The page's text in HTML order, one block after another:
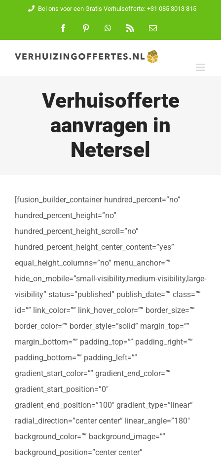
inhoud
Bel ons voor een Gratis Verhuisofferte: +31 085 3013 815
FacebookPinterest WhatsApp
E-
Verhuisofferte
aanvragen in
Netersel
[fusion_builder_container hundred_percent=”no”
hundred_percent_height=”no”
hundred_percent_height_scroll=”no”
hundred_percent_height_center_content=”yes”
equal_height_columns=”no” menu_anchor=””
hide_on_mobile=”small-visibility,medium-visibility,large-
visibility” status=”published” publish_date=”” class=””
id=”” link_color=”” link_hover_color=”” border_size=””
border_color=”” border_style=”solid” margin_top=””
margin_bottom=”” padding_top=”” padding_right=””
padding_bottom=”” padding_left=””
gradient_start_color=”” gradient_end_color=””
gradient_start_position=”0″
gradient_end_position=”100″ gradient_type=”linear”
radial_direction=”center center” linear_angle=”180″
background_color=”” background_image=””
background_position=”center center”